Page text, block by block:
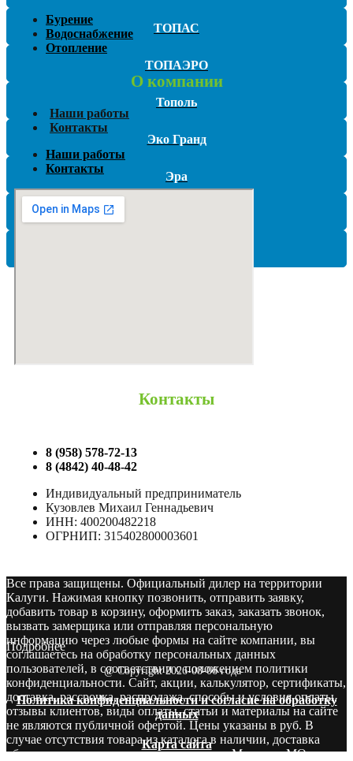
ТОПАС
ТОПАЭРО
Тополь
Эко Гранд
Эра
Бурение
Водоснабжение
Отопление
О компании
Наши работы
Контакты
Наши работы
Контакты
Контакты
8 (958) 578-72-13
8 (4842) 40-48-42
Индивидуальный предприниматель
Кузовлев Михаил Геннадьевич
ИНН: 400200482218
ОГРНИП: 315402800003601
Все права защищены. Официальный дилер на территории
Калуги. Нажимая кнопку позвонить, отправить заявку,
добавить товар в корзину, оформить заказ, заказать звонок,
вызвать замерщика или отправляя персональную
информацию через любые формы на сайте компании, вы
соглашаетесь на обработку персональных данных
пользователей, в соответствии с положением политики
конфиденциальности. Сайт, акции, калькулятор, сертификаты,
доставка, рассрочка, распродажа, способы и условия оплаты,
отзывы клиентов, виды оплаты, статьи и материалы на сайте
не являются публичной офертой. Цены указаны в руб. В
случае отсутствия товара из каталога в наличии, доставка
оборудования производится со складов в Москве и МО.
Подробнее
@ Copyright 2026-08-06 года
Политика конфиденциальности и согласие на обработку
данных
Карта сайта